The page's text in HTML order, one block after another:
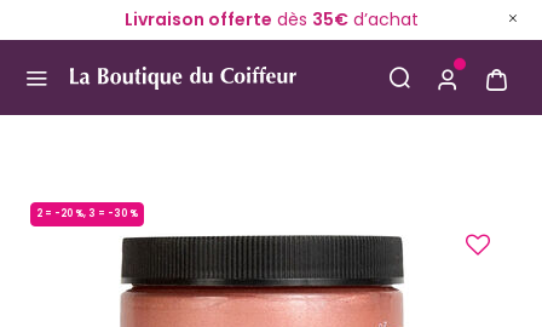
Livraison offerte dès 35€d’achat
2 = -20 %, 3 = -30 %